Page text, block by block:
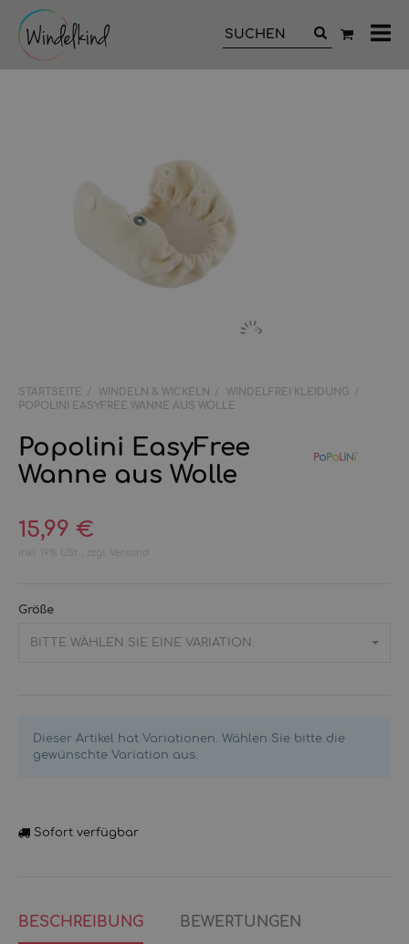
STARTSEITE WINDELN & WICKELN
WINDELFREI KLEIDUNG
POPOLINI EASYFREE WANNE AUS WOLLE
Popolini EasyFree
Wanne aus Wolle
15,99 €
inkl. 19% USt. , zzgl. Versand
Größe
BITTE WÄHLEN SIE EINE VARIATION.
Dieser Artikel hat Variationen. Wählen Sie bitte die
gewünschte Variation aus.
Sofort verfügbar
BESCHREIBUNG BEWERTUNGEN